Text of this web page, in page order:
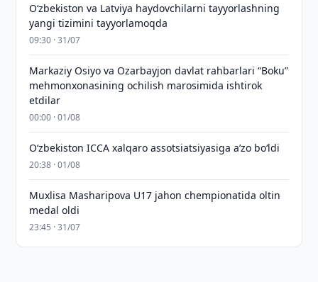
Oʻzbekiston va Latviya haydovchilarni tayyorlashning
yangi tizimini tayyorlamoqda
09:30 · 31/07
Markaziy Osiyo va Ozarbayjon davlat rahbarlari “Boku”
mehmonxonasining ochilish marosimida ishtirok
etdilar
00:00 · 01/08
O‘zbekiston ICCA xalqaro assotsiatsiyasiga aʼzo bo‘ldi
20:38 · 01/08
Muxlisa Masharipova U17 jahon chempionatida oltin
medal oldi
23:45 · 31/07